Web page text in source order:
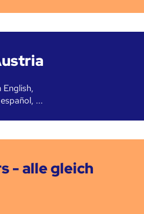
...
- alle gleich